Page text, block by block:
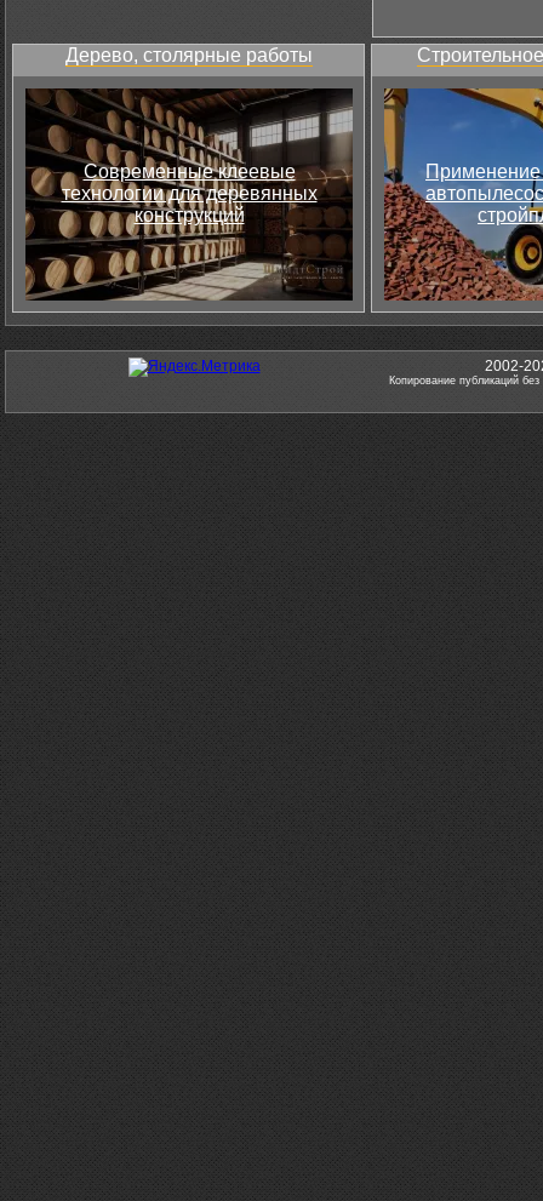
Дерево, столярные работы
Современные клеевые
технологии для деревянных
конструкций
Применение
2002-
Копирование публикаций